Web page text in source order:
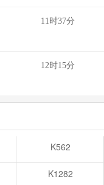
11时37分
12时15分
K562
K1282